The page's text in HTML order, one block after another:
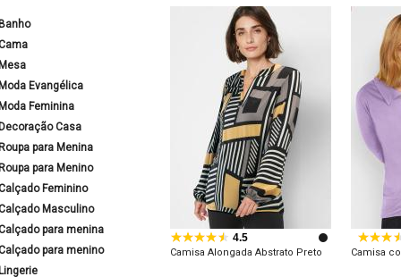
Evangélica
Feminina
Casa
para Menina
para Menino
Feminino
Masculino
para menina
para menino
4.5
Camisa Alongada Abstrato Preto Camisa